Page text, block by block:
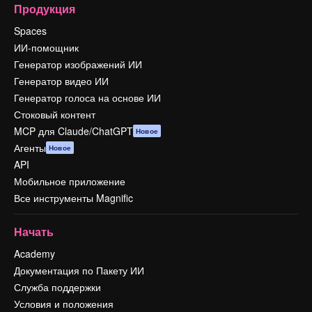
Продукция
Spaces
ИИ-помощник
Генератор изображений ИИ
Генератор видео ИИ
Генератор голоса на основе ИИ
Стоковый контент
MCP для Claude/ChatGPT Новое
Агенты Новое
API
Мобильное приложение
Все инструменты Magnific
Начать
Academy
Документация по Пакету ИИ
Служба поддержки
Условия и положения